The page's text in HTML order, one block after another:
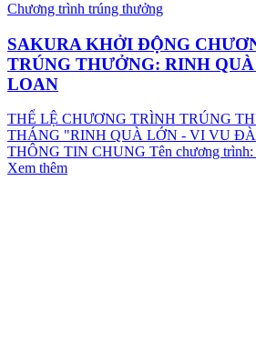
Chương trình trúng thưởng
SAKURA KHỞI ĐỘNG
TRÚNG THƯỞNG: RINH
LOAN
THỂ LỆ CHƯƠNG TRÌNH TRÚNG
THÁNG "RINH QUÀ LỚN - VI VU
THÔNG TIN CHUNG Tên chương
Xem thêm